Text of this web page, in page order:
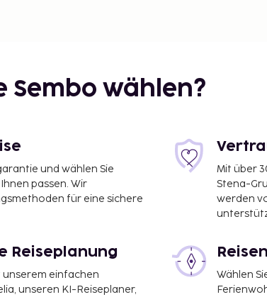
Sembo wählen?
und wählen Sie
passen. Wir
für eine sichere
Mit über
Stena-
werden
Reiseplanung
unserem einfachen
unseren KI-Reiseplaner,
Wählen